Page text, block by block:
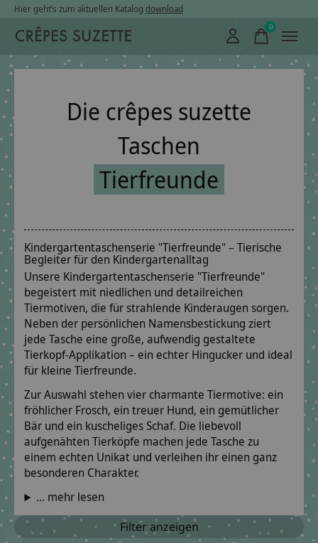
Hier geht’s zum aktuellen Katalog download
0items
Die crêpes suzette
Taschen
Tierfreunde
Kindergartentaschenserie "Tierfreunde" – Tierische
Begleiter für den Kindergartenalltag
Unsere Kindergartentaschenserie "Tierfreunde"
begeistert mit niedlichen und detailreichen
Tiermotiven, die für strahlende Kinderaugen sorgen.
Neben der persönlichen Namensbestickung ziert
jede Tasche eine große, aufwendig gestaltete
Tierkopf-Applikation – ein echter Hingucker und ideal
für kleine Tierfreunde.
Zur Auswahl stehen vier charmante Tiermotive: ein
fröhlicher Frosch, ein treuer Hund, ein gemütlicher
Bär und ein kuscheliges Schaf. Die liebevoll
aufgenähten Tierköpfe machen jede Tasche zu
einem echten Unikat und verleihen ihr einen ganz
besonderen Charakter.
... mehr lesen
Filter anzeigen